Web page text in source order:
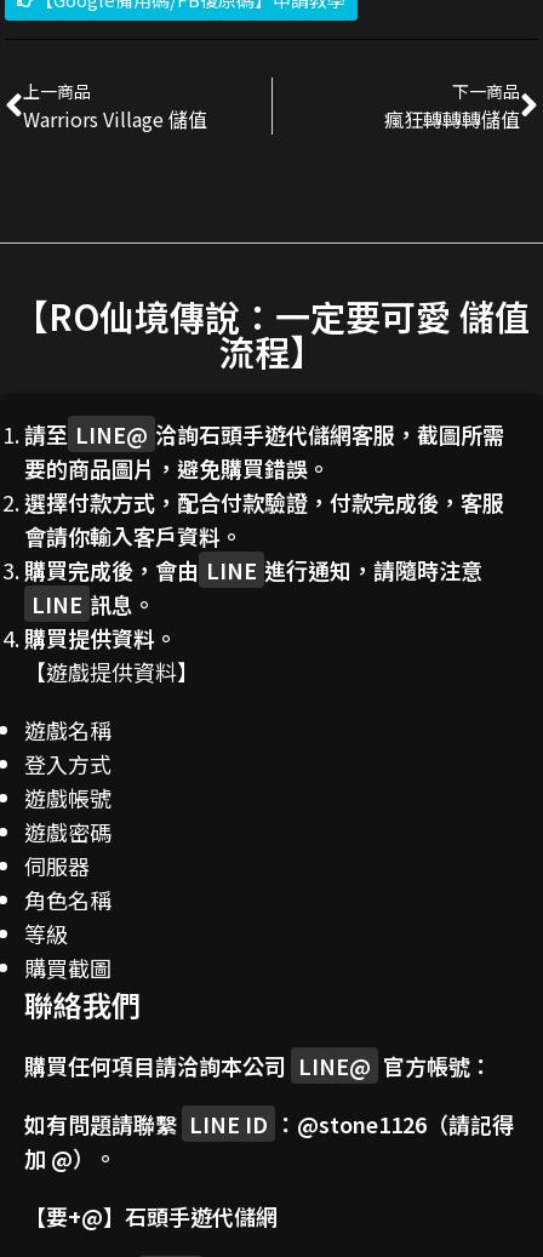
上一商品
Warriors Village 儲值
下一商品
瘋狂轉轉轉儲值
【RO仙境傳說：一定要可愛 儲值
流程】
請至 LINE@ 洽詢石頭手遊代儲網客服，截圖所需
要的商品圖片，避免購買錯誤。
選擇付款方式，配合付款驗證，付款完成後，客服
會請你輸入客戶資料。
購買完成後，會由 LINE 進行通知，請隨時注意
LINE 訊息。
購買提供資料。
【遊戲提供資料】
遊戲名稱
登入方式
遊戲帳號
遊戲密碼
伺服器
角色名稱
等級
購買截圖
聯絡我們
購買任何項目請洽詢本公司 LINE@ 官方帳號：
如有問題請聯繫 LINE ID ： @stone1126 （請記得
加 @）。
【要+@】 石頭手遊代儲網